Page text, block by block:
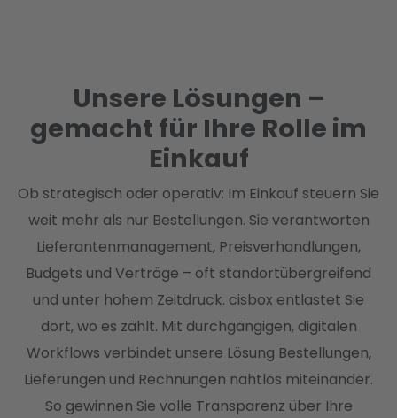
Unsere Lösungen –
gemacht für Ihre Rolle im
Einkauf
Ob strategisch oder operativ: Im Einkauf steuern Sie
weit mehr als nur Bestellungen. Sie verantworten
Lieferantenmanagement, Preisverhandlungen,
Budgets und Verträge – oft standortübergreifend
und unter hohem Zeitdruck. cisbox entlastet Sie
dort, wo es zählt. Mit durchgängigen, digitalen
Workflows verbindet unsere Lösung Bestellungen,
Lieferungen und Rechnungen nahtlos miteinander.
So gewinnen Sie volle Transparenz über Ihre